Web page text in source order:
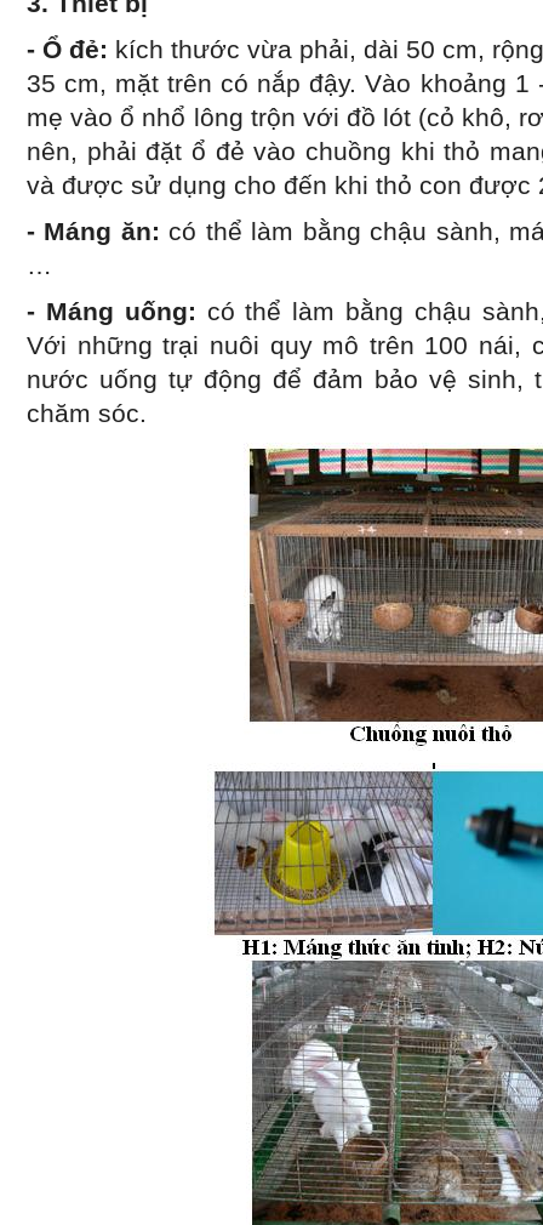
- Ổ đẻ: kích thước vừa phải, dài 50 cm, rộng
35 cm, mặt trên có nắp đậy. Vào khoảng
mẹ vào ổ nhổ lông trộn với đồ lót (cỏ khô,
nên, phải đặt ổ đẻ vào chuồng khi thỏ
và được sử dụng cho đến khi thỏ con được
- Máng ăn: có thể làm bằng chậu sành,
…
- Máng uống: có thể làm bằng chậu
Với những trại nuôi quy mô trên 100 nái,
nước uống tự động để đảm bảo vệ sinh,
chăm sóc.